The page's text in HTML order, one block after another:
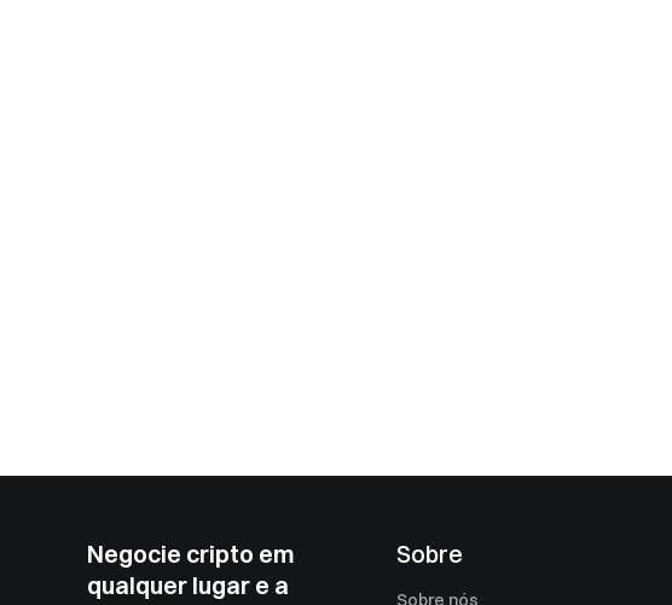
Negocie cripto em
qualquer lugar e a
Sobre
Sobre nós